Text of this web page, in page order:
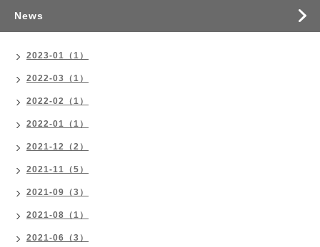
News
2023-01（1）
2022-03（1）
2022-02（1）
2022-01（1）
2021-12（2）
2021-11（5）
2021-09（3）
2021-08（1）
2021-06（3）